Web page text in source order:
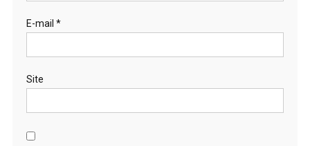
E-mail *
Site